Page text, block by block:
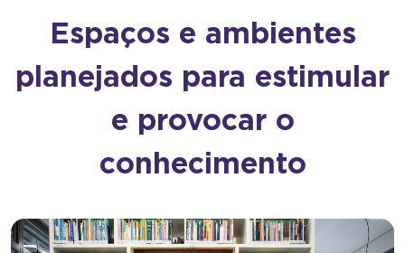
Espaços e ambientes
planejados para estimular
e provocar o
conhecimento